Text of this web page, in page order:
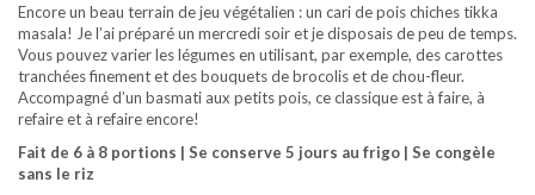
Encore un beau terrain de jeu végétalien : un cari de pois chiches tikka
masala! Je l’ai préparé un mercredi soir et je disposais de peu de temps.
Vous pouvez varier les légumes en utilisant, par exemple, des carottes
tranchées finement et des bouquets de brocolis et de chou-fleur.
Accompagné d’un basmati aux petits pois, ce classique est à faire, à
refaire et à refaire encore!
Fait de 6 à 8 portions | Se conserve 5 jours au frigo | Se congèle
sans le riz